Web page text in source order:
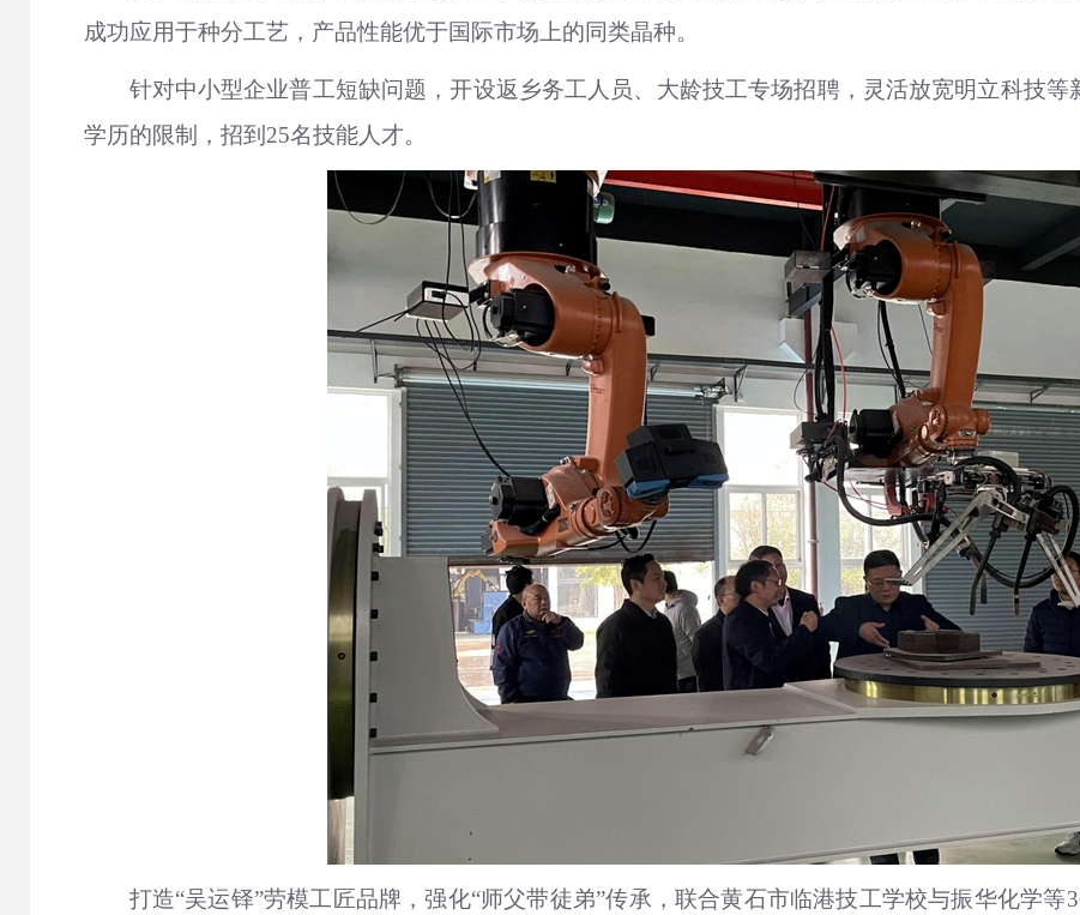
成功应用于种分工艺，产品性能优于国际市场上的同类晶种。
针对中小型企业普工短缺问题，开设返乡务工人员、大龄技工专场招聘，灵活放宽明立科技等
学历的限制，招到25名技能人才。
打造“吴运铎”劳模工匠品牌，强化“师父带徒弟”传承，联合黄石市临港技工学校与振华化学等